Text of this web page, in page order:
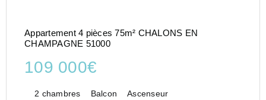
Appartement 4 pièces 75m² CHALONS EN
CHAMPAGNE 51000
109 000€
2 chambres Balcon
Ascenseur